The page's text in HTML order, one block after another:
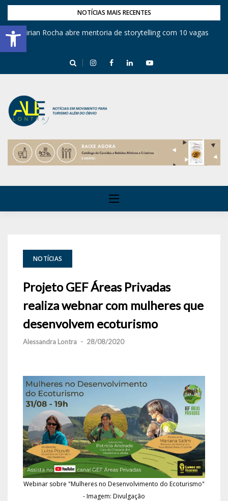
Barra de Ferramentas Aberta
NOTÍCIAS MAIS RECENTES
Mirian Rocha abre mentoria de storytelling com 10 vagas
NOTÍCIAS
Projeto GEF Áreas Privadas
realiza webnar com mulheres que
desenvolvem ecoturismo
Alessandra Lontra - 28/08/2020
Webinar sobre "Mulheres no Desenvolvimento do Ecoturismo"
- Imagem: Divulgação